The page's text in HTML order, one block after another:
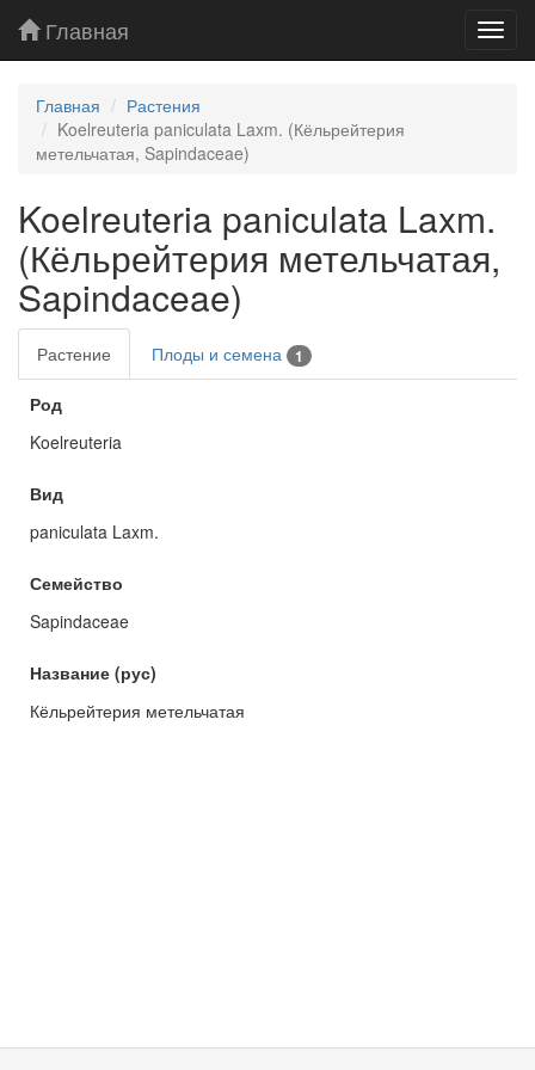
Главная
Главная
Растения
Koelreuteria paniculata Laxm. (Кёльрейтерия
метельчатая, Sapindaceae)
Koelreuteria paniculata Laxm.
(Кёльрейтерия метельчатая,
Sapindaceae)
Растение Плоды и семена 1
Род
Koelreuteria
Вид
paniculata Laxm.
Семейство
Sapindaceae
Название (рус)
Кёльрейтерия метельчатая